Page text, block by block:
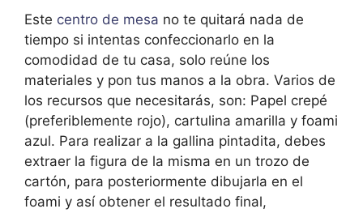
Este centro de mesa no te quitará nada de
tiempo si intentas confeccionarlo en la
comodidad de tu casa, solo reúne los
materiales y pon tus manos a la obra. Varios de
los recursos que necesitarás, son: Papel crepé
(preferiblemente rojo), cartulina amarilla y foami
azul. Para realizar a la gallina pintadita, debes
extraer la figura de la misma en un trozo de
cartón, para posteriormente dibujarla en el
foami y así obtener el resultado final,